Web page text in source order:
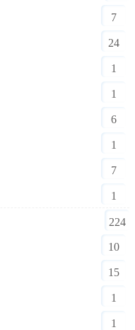
7
24
1
1
6
1
7
1
224
10
15
1
1